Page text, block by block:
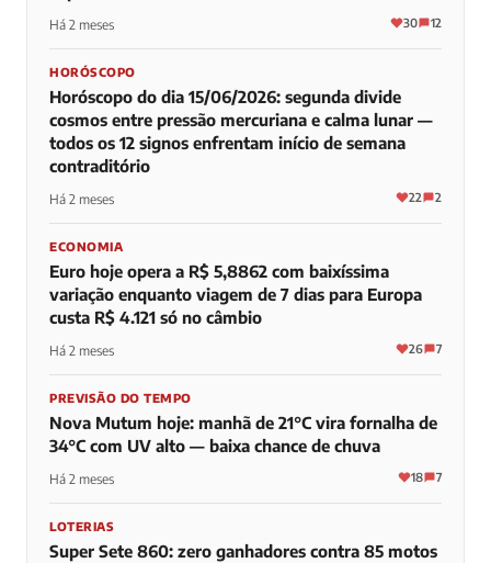
Há 2 meses 30 12
HORÓSCOPO
Horóscopo do dia 15/06/2026: segunda divide
cosmos entre pressão mercuriana e calma lunar —
todos os 12 signos enfrentam início de semana
contraditório
Há 2 meses 22 2
ECONOMIA
Euro hoje opera a R$ 5,8862 com baixíssima
variação enquanto viagem de 7 dias para Europa
custa R$ 4.121 só no câmbio
Há 2 meses 26 7
PREVISÃO DO TEMPO
Nova Mutum hoje: manhã de 21°C vira fornalha de
34°C com UV alto — baixa chance de chuva
Há 2 meses 18 7
LOTERIAS
Super Sete 860: zero ganhadores contra 85 motos